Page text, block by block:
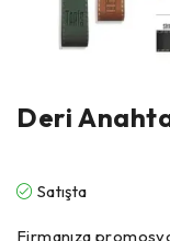
Deri
Satışta
Firmanıza